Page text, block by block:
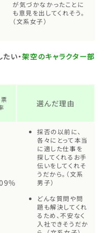
が気づかなかったことに
も意見を出してくれそう。
（文系女子）
い・架空のキャラクター部
選んだ理由
採否の以前に、
各々にとって本当
に適した仕事を
探してくれるお手
伝いをしてくれそ
うだから。（文系
男子）
どんな質問や問
題も解決してくれ
るため、不安なく
入社できそうだか